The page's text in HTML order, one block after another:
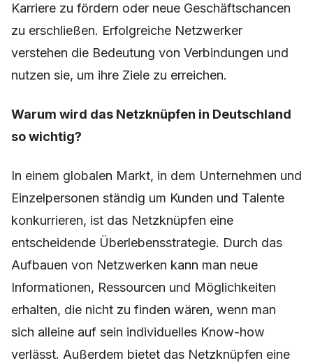
Karriere zu fördern oder neue Geschäftschancen
zu erschließen. Erfolgreiche Netzwerker
verstehen die Bedeutung von Verbindungen und
nutzen sie, um ihre Ziele zu erreichen.
Warum wird das Netzknüpfen in Deutschland
so wichtig?
In einem globalen Markt, in dem Unternehmen und
Einzelpersonen ständig um Kunden und Talente
konkurrieren, ist das Netzknüpfen eine
entscheidende Überlebensstrategie. Durch das
Aufbauen von Netzwerken kann man neue
Informationen, Ressourcen und Möglichkeiten
erhalten, die nicht zu finden wären, wenn man
sich alleine auf sein individuelles Know-how
verlässt. Außerdem bietet das Netzknüpfen eine